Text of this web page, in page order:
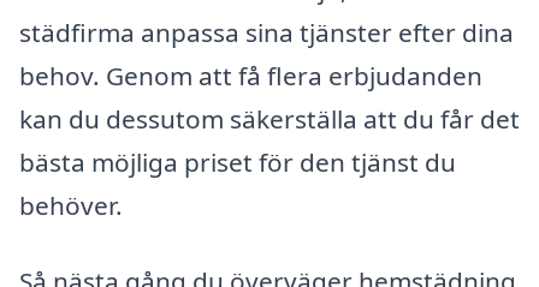
städfirma anpassa sina tjänster efter dina
behov. Genom att få flera erbjudanden
kan du dessutom säkerställa att du får det
bästa möjliga priset för den tjänst du
behöver.